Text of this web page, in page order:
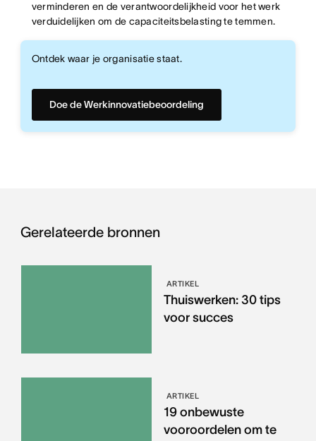
verminderen en de verantwoordelijkheid voor het werk
verduidelijken om de capaciteitsbelasting te temmen.
Ontdek waar je organisatie staat.
Doe de Werkinnovatiebeoordeling
Gerelateerde bronnen
ARTIKEL
Thuiswerken: 30 tips
voor succes
ARTIKEL
19 onbewuste
vooroordelen om te